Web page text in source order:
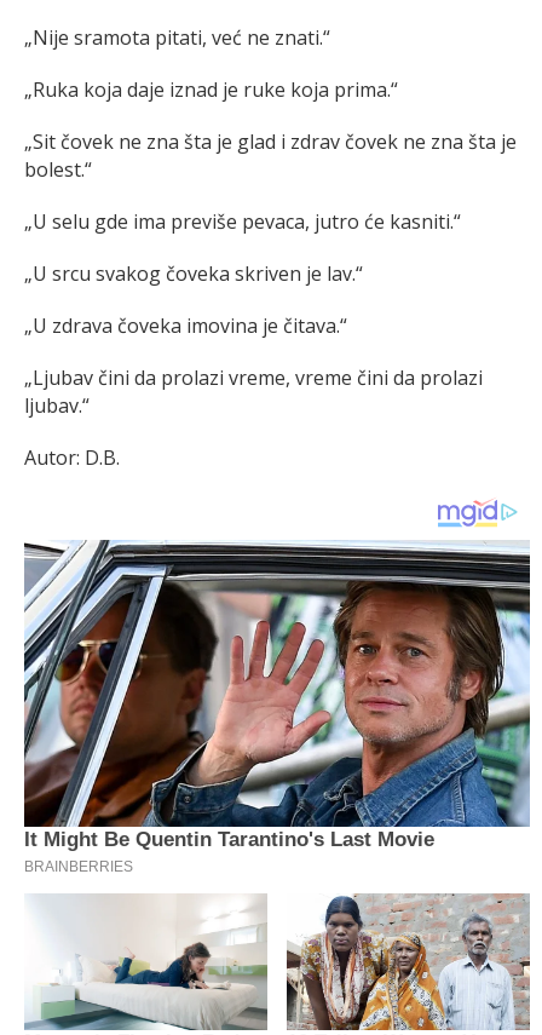
„Nije sramota pitati, već ne znati.“
„Ruka koja daje iznad je ruke koja prima.“
„Sit čovek ne zna šta je glad i zdrav čovek ne zna šta je
bolest.“
„U selu gde ima previše pevaca, jutro će kasniti.“
„U srcu svakog čoveka skriven je lav.“
„U zdrava čoveka imovina je čitava.“
„Ljubav čini da prolazi vreme, vreme čini da prolazi
ljubav.“
Autor: D.B.